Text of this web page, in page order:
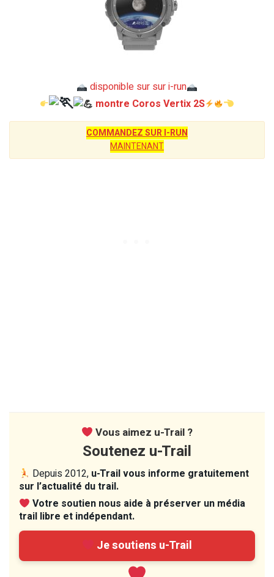
disponible sur sur i-run
montre Coros Vertix 2S
COMMANDEZ SUR I-RUN
MAINTENANT
Vous aimez u-Trail ?
Soutenez u-Trail
Depuis 2012, u-Trail vous informe gratuitement
sur l’actualité du trail.
Votre soutien nous aide à préserver un média
trail libre et indépendant.
Je soutiens u-Trail